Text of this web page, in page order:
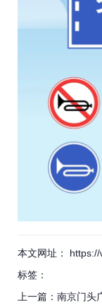
本文网址：
标签：
上一篇： 南京门头